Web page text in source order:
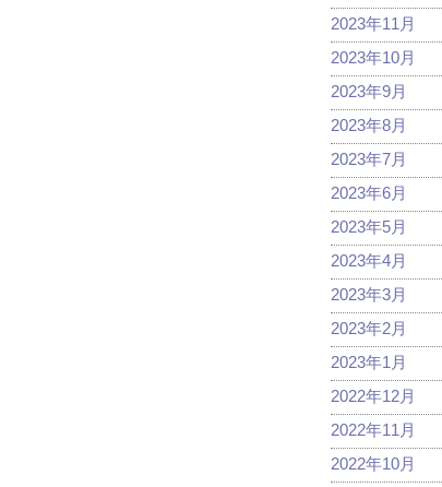
2023年11月
2023年10月
2023年9月
2023年8月
2023年7月
2023年6月
2023年5月
2023年4月
2023年3月
2023年2月
2023年1月
2022年12月
2022年11月
2022年10月